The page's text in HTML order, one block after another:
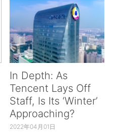
In Depth: As
Tencent Lays Off
Staff, Is Its ‘Winter’
Approaching?
2022年04月01日